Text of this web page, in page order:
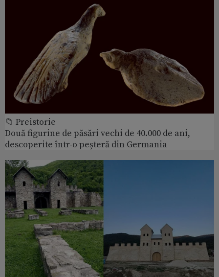
📁 Preistorie
Două figurine de păsări vechi de 40.000 de ani,
descoperite într-o peșteră din Germania